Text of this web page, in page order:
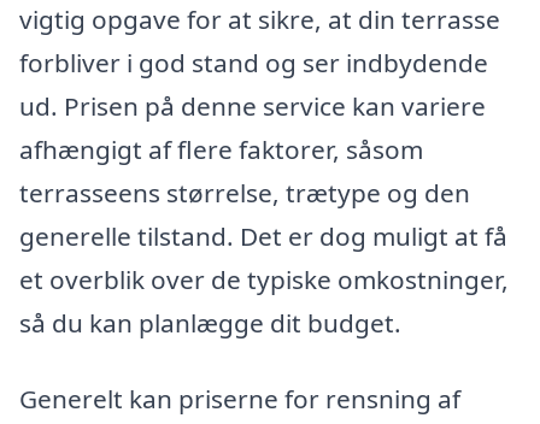
vigtig opgave for at sikre, at din terrasse
forbliver i god stand og ser indbydende
ud. Prisen på denne service kan variere
afhængigt af flere faktorer, såsom
terrasseens størrelse, trætype og den
generelle tilstand. Det er dog muligt at få
et overblik over de typiske omkostninger,
så du kan planlægge dit budget.
Generelt kan priserne for rensning af